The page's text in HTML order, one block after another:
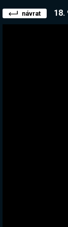
návrat 18.